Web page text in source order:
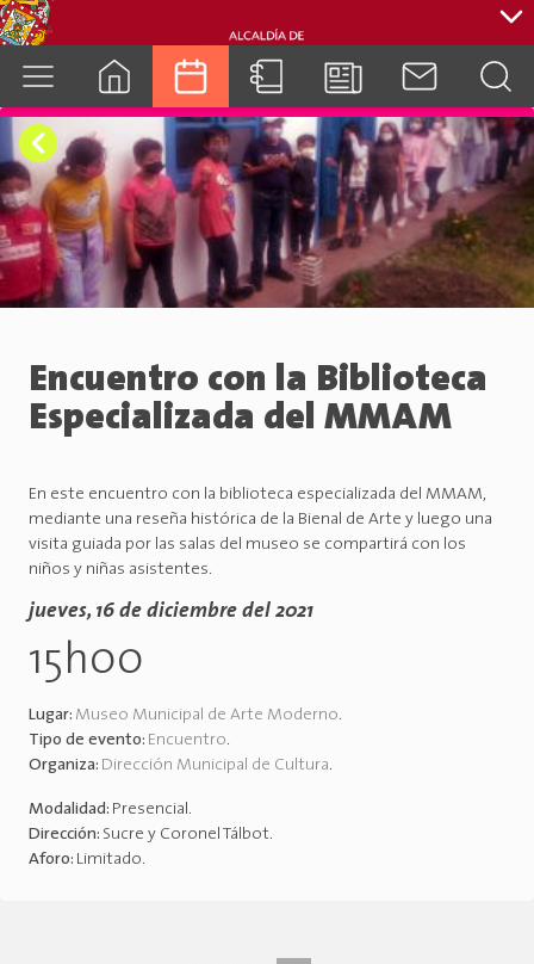
cuenca.gob.ec
Encuentro con la Biblioteca
Especializada del MMAM
En este encuentro con la biblioteca especializada del MMAM,
mediante una reseña histórica de la Bienal de Arte y luego una
visita guiada por las salas del museo se compartirá con los
niños y niñas asistentes.
jueves, 16 de diciembre del 2021
15h00
Lugar: Museo Municipal de Arte Moderno.
Tipo de evento: Encuentro.
Organiza: Dirección Municipal de Cultura.
Modalidad: Presencial.
Dirección: Sucre y Coronel Tálbot.
Aforo: Limitado.